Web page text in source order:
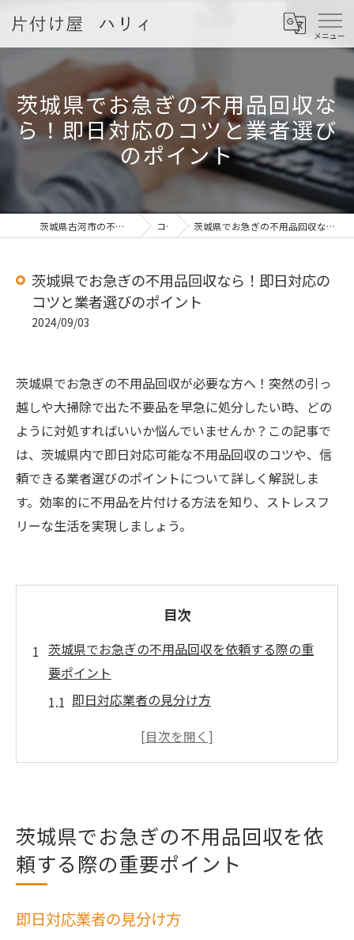
茨城県でお急ぎの不用品回収な
ら！即日対応のコツと業者選び
のポイント
茨城県古河市の不用品回収なら片付け屋 ハリィ コラム 茨城県でお急ぎの不用品回収なら！即日対応のコツと業者選びのポイント
茨城県でお急ぎの不用品回収なら！即日対応の
コツと業者選びのポイント
2024/09/03
茨城県でお急ぎの不用品回収が必要な方へ！突然の引っ
越しや大掃除で出た不要品を早急に処分したい時、どの
ように対処すればいいか悩んでいませんか？この記事で
は、茨城県内で即日対応可能な不用品回収のコツや、信
頼できる業者選びのポイントについて詳しく解説しま
す。効率的に不用品を片付ける方法を知り、ストレスフ
リーな生活を実現しましょう。
目次
茨城県でお急ぎの不用品回収を依頼する際の重
要ポイント
即日対応業者の見分け方
料金体系の比較と選び方
追加料金が発生しないかの確認方法
引っ越し前に知っておきたい茨城県の即日不用
引っ越し前に効率的に不用品を仕分けるコ
茨城県でお急ぎの不用品回収を依
頼する際の重要ポイント
即日対応業者の見分け方